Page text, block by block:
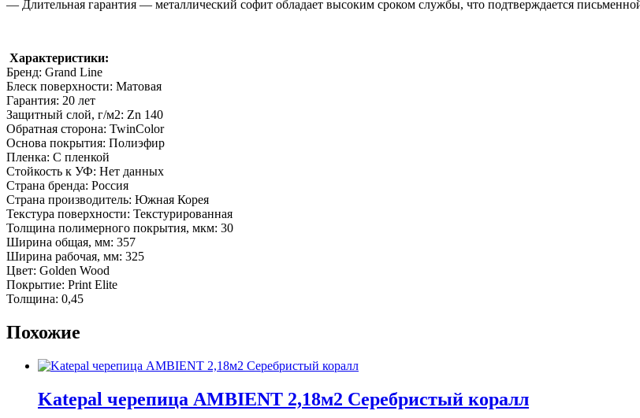
— Длительная гарантия — металлический софит обладает высоким сроком службы, что подтверждается
Характеристики:
Бренд: Grand Line
Блеск поверхности: Матовая
Гарантия: 20 лет
Защитный слой, г/м2: Zn 140
Обратная сторона: TwinColor
Основа покрытия: Полиэфир
Пленка: С пленкой
Стойкость к УФ: Нет данных
Страна бренда: Россия
Страна производитель: Южная Корея
Текстура поверхности: Текстурированная
Толщина полимерного покрытия, мкм: 30
Ширина общая, мм: 357
Ширина рабочая, мм: 325
Цвет: Golden Wood
Покрытие: Print Elite
Толщина: 0,45
Похожие
Katepal черепица AMBIENT 2,18м2 Серебристый коралл